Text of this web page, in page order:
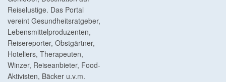
Reiselustige. Das Portal
vereint Gesundheitsratgeber,
Lebensmittelproduzenten,
Reisereporter, Obstgärtner,
Hoteliers, Therapeuten,
Winzer, Reiseanbieter, Food-
Aktivisten, Bäcker u.v.m.